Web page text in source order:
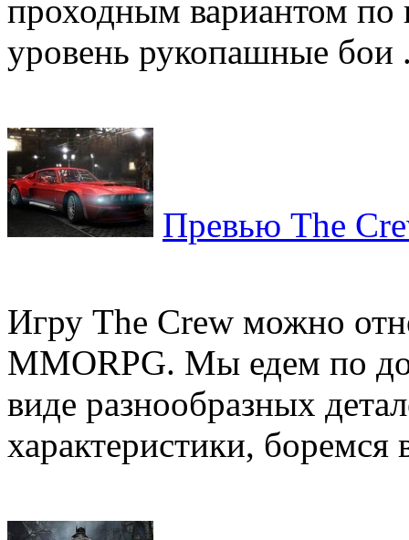
проходным вариантом по
уровень рукопашные бои
Превью The
Игру The Crew можно
MMORPG. Мы едем по
виде разнообразных
характеристики, боремся